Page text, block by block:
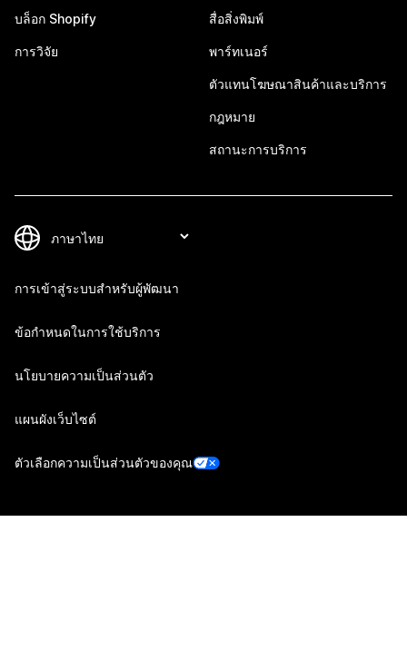
บล็อก Shopify
การวิจัย
สื่อสิ่งพิมพ์
พาร์ทเนอร์
ตัวแทนโฆษณาสินค้าและบริการ
กฎหมาย
สถานะการบริการ
การเข้าสู่ระบบสำหรับผู้พัฒนา
ข้อกำหนดในการใช้บริการ
นโยบายความเป็นส่วนตัว
แผนผังเว็บไซต์
ตัวเลือกความเป็นส่วนตัวของคุณ